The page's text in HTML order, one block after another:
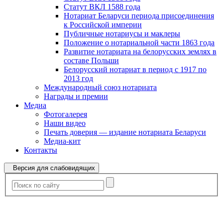
Статут ВКЛ 1588 года
Нотариат Беларуси периода присоединения
к Российской империи
Публичные нотариусы и маклеры
Положение о нотариальной части 1863 года
Развитие нотариата на белорусских землях в
составе Польши
Белорусский нотариат в период с 1917 по
2013 год
Международный союз нотариата
Награды и премии
Медиа
Фотогалерея
Наши видео
Печать доверия — издание нотариата Беларуси
Медиа-кит
Контакты
Версия для слабовидящих